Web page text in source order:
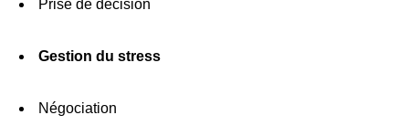
Prise de décision
Gestion du stress
Négociation